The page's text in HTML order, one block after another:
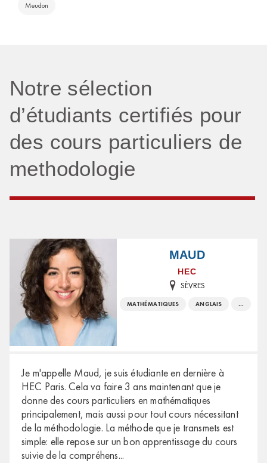
Meudon
Notre sélection
d’étudiants certifiés pour
des cours particuliers de
methodologie
MAUD
HEC
SÈVRES
MATHÉMATIQUES ANGLAIS ...
Je m'appelle Maud, je suis étudiante en dernière à
HEC Paris. Cela va faire 3 ans maintenant que je
donne des cours particuliers en mathématiques
principalement, mais aussi pour tout cours nécessitant
de la méthodologie. La méthode que je transmets est
simple: elle repose sur un bon apprentissage du cours
suivie de la compréhens...